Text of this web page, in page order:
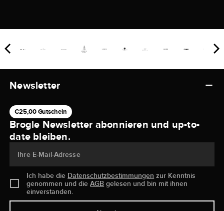
Newsletter
€25,00 Gutschein
Brogle Newsletter abonnieren und up-to-
date bleiben.
Ihre E-Mail-Adresse
Ich habe die Datenschutzbestimmungen zur Kenntnis
genommen und dieAGB gelesen und bin mit ihnen
einverstanden.